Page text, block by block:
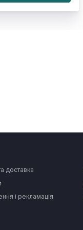
доставка
і рекламація